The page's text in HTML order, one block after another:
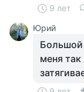
9 лет
Юрий
Большой
меня